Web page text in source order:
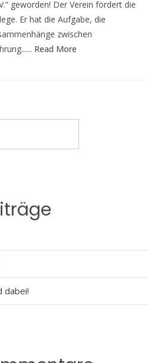
geworden! Der Verein fördert die
Er hat die Aufgabe, die
zwischen
Read More
dabei!